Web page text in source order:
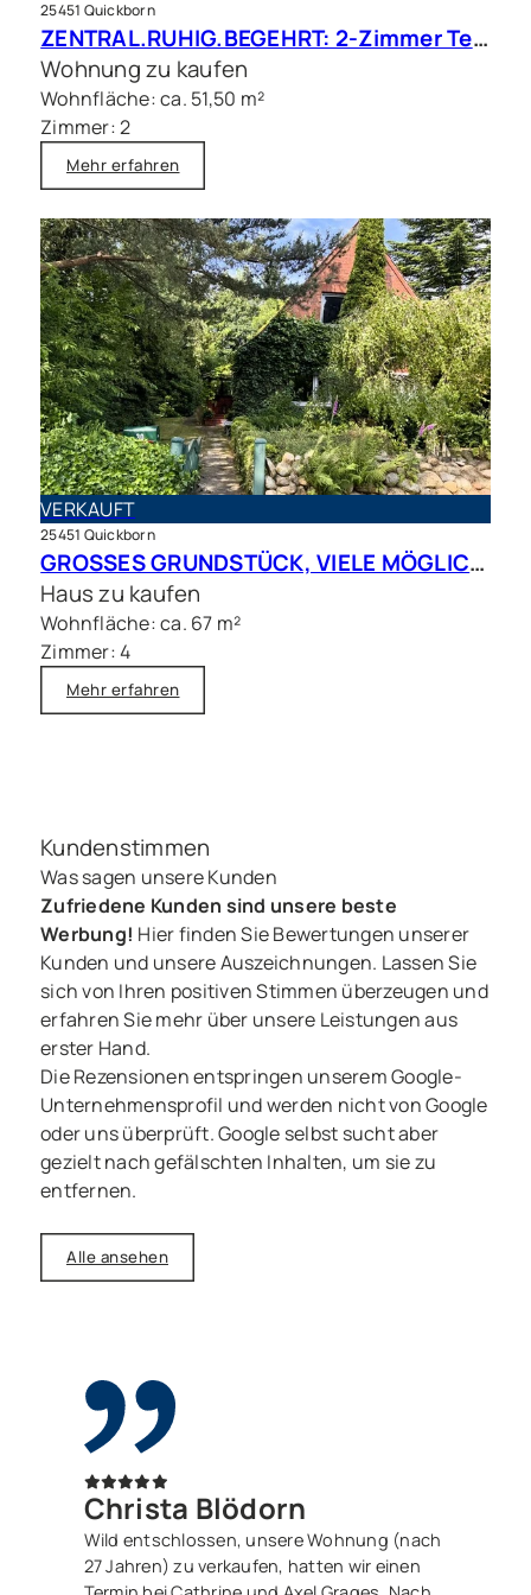
25451 Quickborn
ZENTRAL.RUHIG.BEGEHRT: 2-Zimmer Terrassenwohnung in beliebter Wohnlage
Wohnung zu kaufen
Wohnfläche: ca. 51,50 m²
Zimmer: 2
Mehr erfahren
VERKAUFT
25451 Quickborn
GROSSES GRUNDSTÜCK, VIELE MÖGLICHKEITEN – Charmantes Siedlungshaus in Top Lage
Haus zu kaufen
Wohnfläche: ca. 67 m²
Zimmer: 4
Mehr erfahren
Kundenstimmen
Was sagen unsere Kunden
Zufriedene Kunden sind unsere beste
Werbung! Hier finden Sie Bewertungen unserer
Kunden und unsere Auszeichnungen. Lassen Sie
sich von Ihren positiven Stimmen überzeugen und
erfahren Sie mehr über unsere Leistungen aus
erster Hand.
Die Rezensionen entspringen unserem Google-
Unternehmensprofil und werden nicht von Google
oder uns überprüft. Google selbst sucht aber
gezielt nach gefälschten Inhalten, um sie zu
entfernen.
Alle ansehen
Christa Blödorn
Wild entschlossen, unsere Wohnung (nach
27 Jahren) zu verkaufen, hatten wir einen